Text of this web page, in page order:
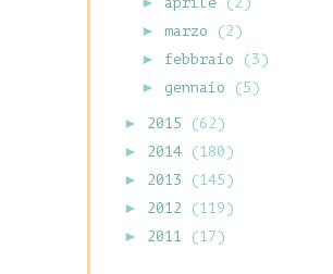
► marzo
(2)
► febbraio
(3)
► gennaio (5)
► 2015
(62)
►
2014
(180)
► 2013
(145)
► 2012
(119)
► 2011 (17)